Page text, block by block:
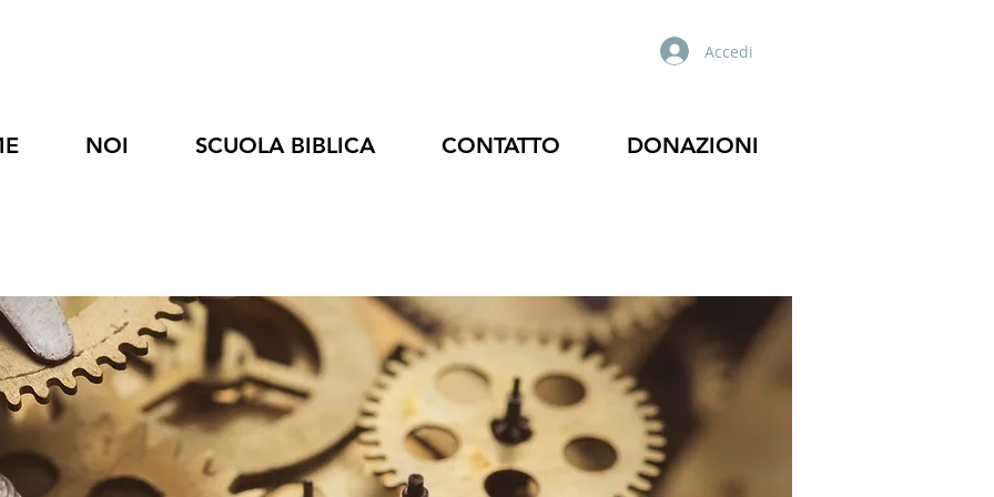
NOI SCUOLA BIBLICA CONTATTO DONAZIONI
Accedi